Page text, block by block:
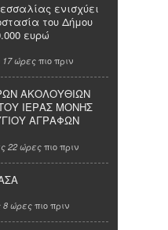
ενισχύει
του Δήμου
ευρώ
ώρες πιο πριν
ΑΚΟΛΟΥΘΙΩΝ
ΙΕΡΑΣ ΜΟΝΗΣ
ΑΓΡΑΦΩΝ
22 ώρες πιο πριν
8 ώρεςπιο πριν